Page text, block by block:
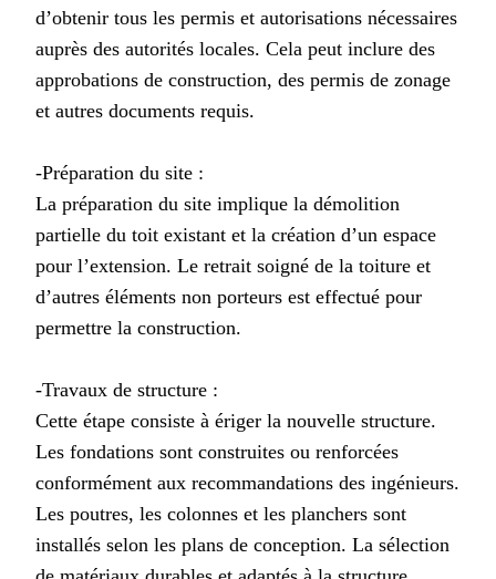
d’obtenir tous les permis et autorisations nécessaires
auprès des autorités locales. Cela peut inclure des
approbations de construction, des permis de zonage
et autres documents requis.
-Préparation du site :
La préparation du site implique la démolition
partielle du toit existant et la création d’un espace
pour l’extension. Le retrait soigné de la toiture et
d’autres éléments non porteurs est effectué pour
permettre la construction.
-Travaux de structure :
Cette étape consiste à ériger la nouvelle structure.
Les fondations sont construites ou renforcées
conformément aux recommandations des ingénieurs.
Les poutres, les colonnes et les planchers sont
installés selon les plans de conception. La sélection